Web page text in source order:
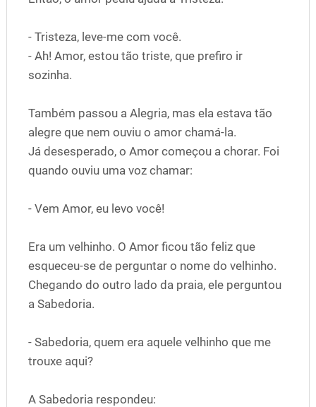
- Tristeza, leve-me com você.
- Ah! Amor, estou tão triste, que prefiro ir
sozinha.
Também passou a Alegria, mas ela estava tão
alegre que nem ouviu o amor chamá-la.
Já desesperado, o Amor começou a chorar. Foi
quando ouviu uma voz chamar:
- Vem Amor, eu levo você!
Era um velhinho. O Amor ficou tão feliz que
esqueceu-se de perguntar o nome do velhinho.
Chegando do outro lado da praia, ele perguntou
a Sabedoria.
- Sabedoria, quem era aquele velhinho que me
trouxe aqui?
A Sabedoria respondeu: